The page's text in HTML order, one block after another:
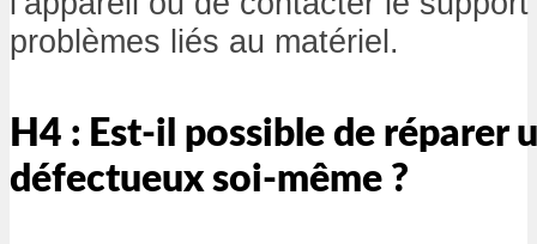
problèmes liés au matériel.
H4 : Est-il possible de réparer
défectueux soi-même ?